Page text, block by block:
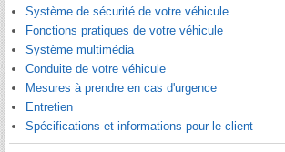
Système de sécurité de votre véhicule
Fonctions pratiques de votre véhicule
Système multimédia
Conduite de votre véhicule
Mesures à prendre en cas d'urgence
Entretien
Spécifications et informations pour le client